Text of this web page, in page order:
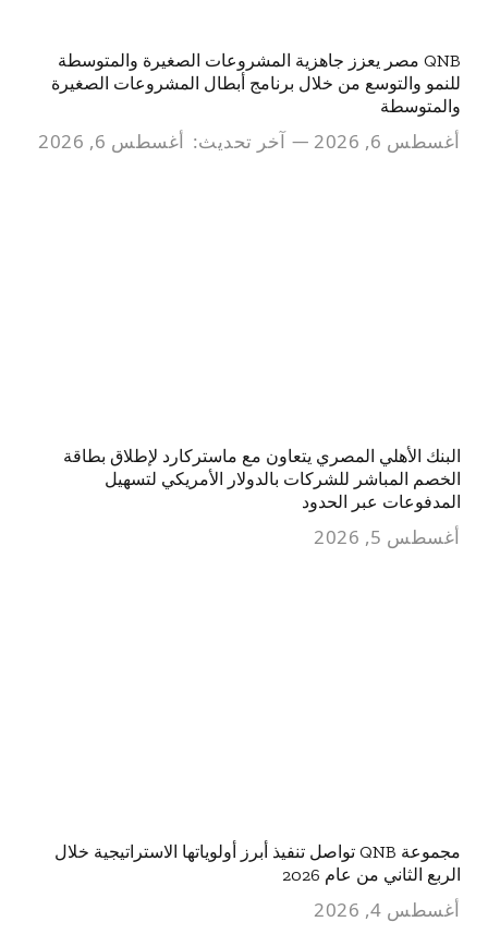
QNB مصر يعزز جاهزية المشروعات الصغيرة والمتوسطة
للنمو والتوسع من خلال برنامج أبطال المشروعات الصغيرة
والمتوسطة
أغسطس 6, 2026 آخر تحديث: أغسطس 6, 2026
البنك الأهلي المصري يتعاون مع ماستركارد لإطلاق بطاقة
الخصم المباشر للشركات بالدولار الأمريكي لتسهيل
المدفوعات عبر الحدود
أغسطس 5, 2026
مجموعة QNB تواصل تنفيذ أبرز أولوياتها الاستراتيجية خلال
الربع الثاني من عام 2026
أغسطس 4, 2026